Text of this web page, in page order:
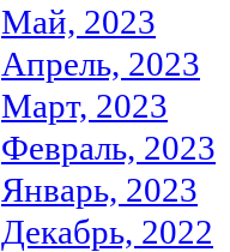
Май, 2023
Апрель, 2023
Март, 2023
Февраль, 2023
Январь, 2023
Декабрь, 2022